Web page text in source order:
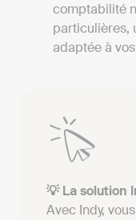
comptabilité
particulières,
adaptée à
💡 La solution
Avec Indy,